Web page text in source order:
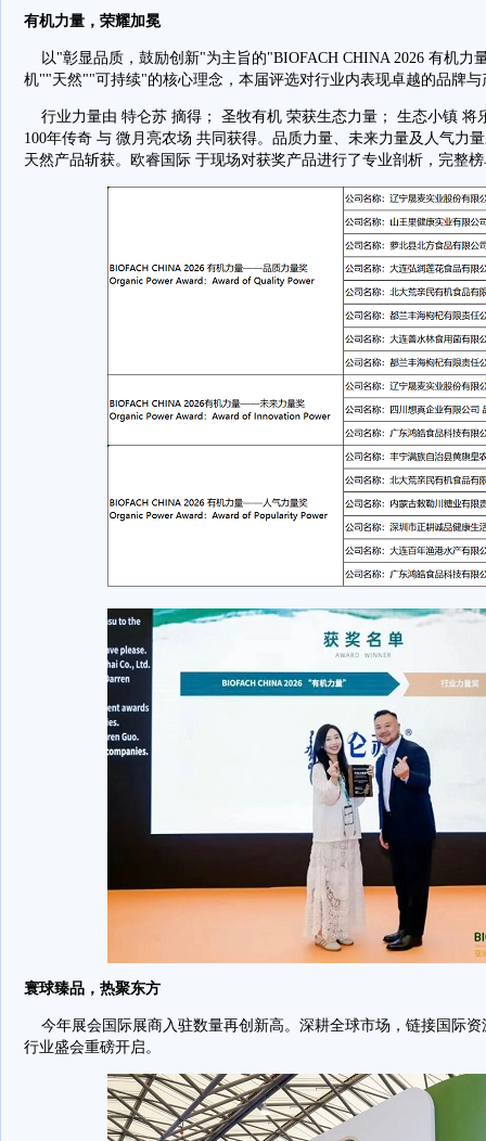
有机力量，荣耀加冕
以"彰显品质，鼓励创新"为主旨的"BIOFACH CHINA 2026 有机力
机""天然""可持续"的核心理念，本届评选对行业内表现卓越的品牌
行业力量由 特仑苏 摘得； 圣牧有机 荣获生态力量； 生态小镇 将
100年传奇 与 微月亮农场 共同获得。品质力量、未来力量及人气力
天然产品斩获。欧睿国际 于现场对获奖产品进行了专业剖析，完整
寰球臻品，热聚东方
今年展会国际展商入驻数量再创新高。深耕全球市场，链接国际
行业盛会重磅开启。